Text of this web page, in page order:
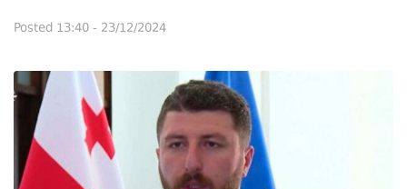
Posted 13:40 - 23/12/2024